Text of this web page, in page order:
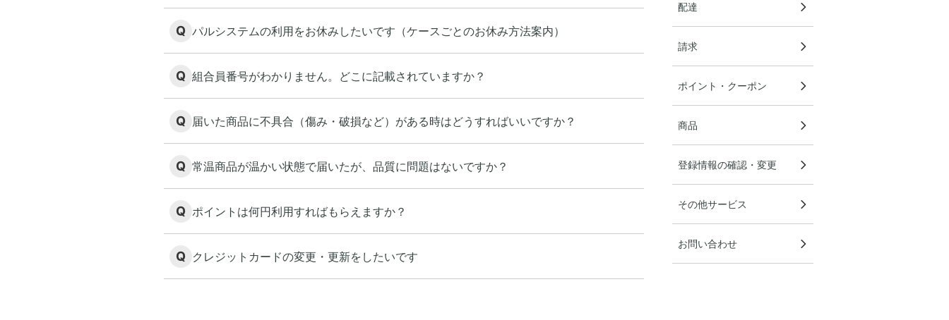
Q パルシステムの利用をお休みしたいです（ケースごとのお休み方法案内）
Q 組合員番号がわかりません。どこに記載されていますか？
Q 届いた商品に不具合（傷み・破損など）がある時はどうすればいいですか？
Q 常温商品が温かい状態で届いたが、品質に問題はないですか？
Q ポイントは何円利用すればもらえますか？
Q クレジットカードの変更・更新をしたいです
配達
請求
ポイント・クーポン
商品
登録情報の確認・変更
その他サービス
お問い合わせ